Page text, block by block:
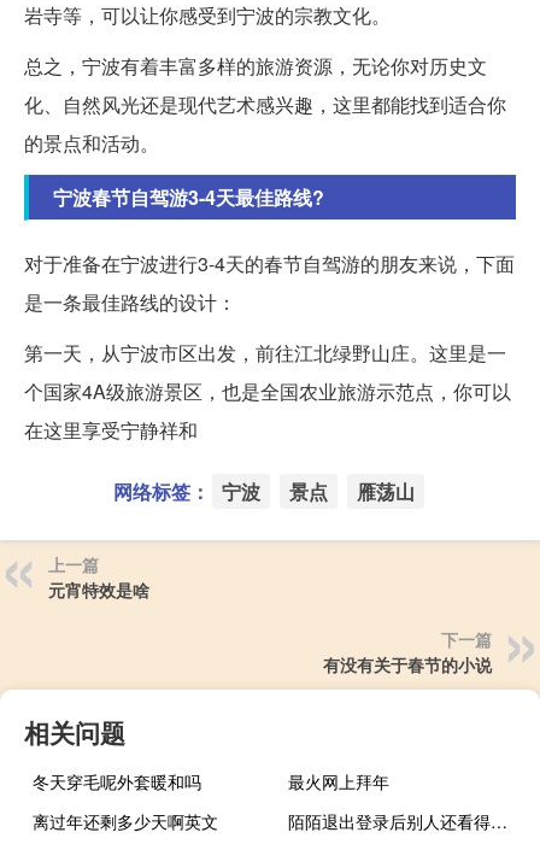
岩寺等，可以让你感受到宁波的宗教文化。
总之，宁波有着丰富多样的旅游资源，无论你对历史文
化、自然风光还是现代艺术感兴趣，这里都能找到适合你
的景点和活动。
宁波春节自驾游3-4天最佳路线?
对于准备在宁波进行3-4天的春节自驾游的朋友来说，下面
是一条最佳路线的设计：
第一天，从宁波市区出发，前往江北绿野山庄。这里是一
个国家4A级旅游景区，也是全国农业旅游示范点，你可以
在这里享受宁静祥和
网络标签： 宁波 景点 雁荡山
上一篇
元宵特效是啥
下一篇
有没有关于春节的小说
相关问题
冬天穿毛呢外套暖和吗
最火网上拜年
离过年还剩多少天啊英文
陌陌退出登录后别人还看得到吗